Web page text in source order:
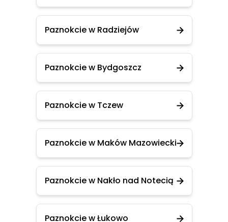
Paznokcie w Radziejów
Paznokcie w Bydgoszcz
Paznokcie w Tczew
Paznokcie w Maków Mazowiecki
Paznokcie w Nakło nad Notecią
Paznokcie w Łukowo